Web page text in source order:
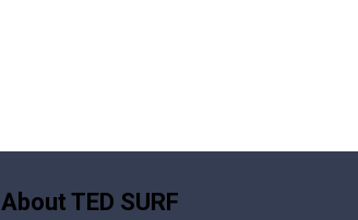
About TED SURF